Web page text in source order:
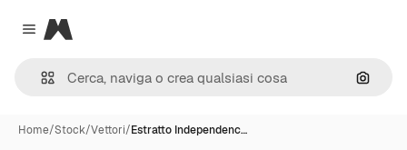
Close menu
Magnific
Cerca
Home/Stock/Vettori/Estratto Independenc…